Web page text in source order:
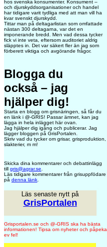
hos svenska konsumenter. Konsument –
och djurskyddsorganisationer och handel
har tidigare varit tydliga med att man vill ha
kvar svenskt djurskydd.
Tittar man på deltagarlistan som omfattade
nästan 300 deltagarna, var det en
imponerande bredd. Men vad dessa tycker
fick vi inte veta, eftersom auditoriet aldrig
släpptes in. Det var säkert fler än jag som
förberett viktiga och avgörande frågor.
Blogga du
också – jag
hjälper dig!
Starta en blogg om grisnäringen, så får du
en länk i @-GRIS! Passar ämnet, kan jag
lägga in hela inlägget här ovan.
Jag hjälper dig igång och publicerar. Jag
lägger bloggen på GrisPortalen.
Skriv vad du tycker om grisar, grisproduktion,
slakterier, m m!
Skicka dina kommentarer och debattinlägg
till gris@agrar.se
Läs tidigare kommentarer från grisuppfödare
på denna länk
Läs senaste nytt på
GrisPortalen
Grisportalen.se och @-GRIS ska ha bästa
informationen! Tipsa om nyheter och påpeka
ev fel!